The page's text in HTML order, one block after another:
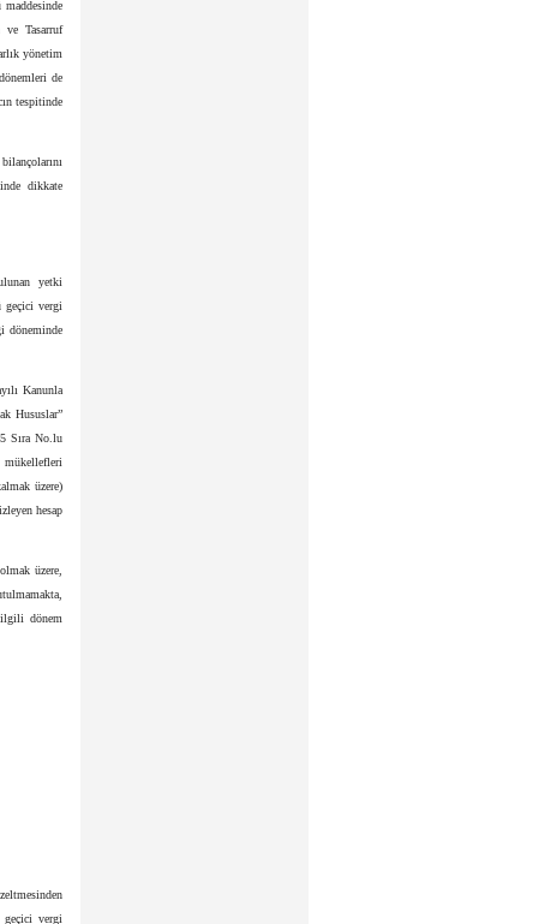
ve Tasarruf
yönetim
de
tespitinde
dikkate
yetki
geçici vergi
döneminde
Kanunla
Hususlar”
Sıra No.lu
mükellefleri
üzere)
hesap
üzere,
ilgili dönem
geçici vergi